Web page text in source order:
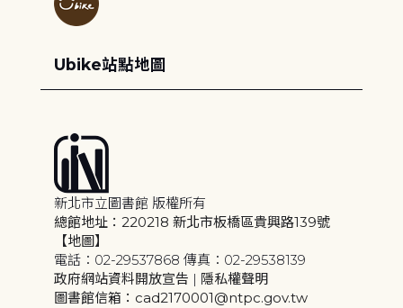
Ubike站點地圖
新北市立圖書館 版權所有
總館地址：220218 新北市板橋區貴興路139號
【地圖】
電話：02-29537868 傳真：02-29538139
政府網站資料開放宣告 | 隱私權聲明
圖書館信箱：cad2170001@ntpc.gov.tw